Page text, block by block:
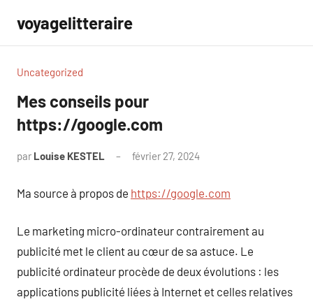
contenu
voyagelitteraire
Uncategorized
Mes conseils pour
https://google.com
par Louise KESTEL février 27, 2024
Ma source à propos de https://google.com
Le marketing micro-ordinateur contrairement au
publicité met le client au cœur de sa astuce. Le
publicité ordinateur procède de deux évolutions : les
applications publicité liées à Internet et celles relatives